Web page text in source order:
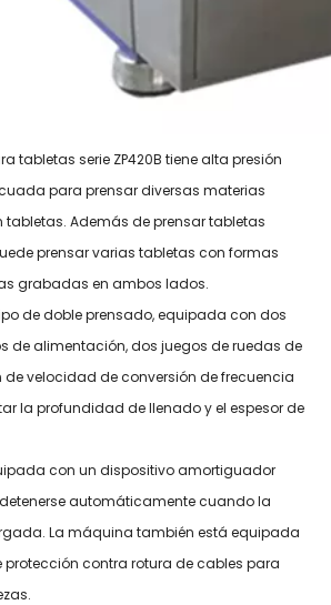
tabletas serie ZP420B tiene alta presión
para prensar diversas materias
Además de prensar tabletas
prensar varias tabletas con formas
grabadas en ambos lados.
de doble prensado, equipada con dos
de alimentación, dos juegos de ruedas de
velocidad de conversión de frecuencia
la profundidad de llenado y el espesor de
con un dispositivo amortiguador
automáticamente cuando la
La máquina también está equipada
contra rotura de cables para